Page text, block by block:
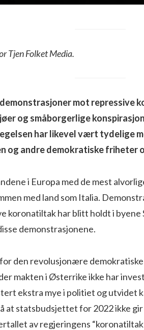
Tjen Folket Media.
demonstrasjoner mot
og småborgerlige
har likevel vært tydelige
og andre demokratiske friheter
i Europa med de mest
med land som Italia.
koronatiltak har blitt holdt i byene
demonstrasjonene.
den revolusjonære
makten i Østerrike ikke har
ekstra mye i politiet og utvidet
at statsbudsjettet for 2022 ikke
av regjeringens